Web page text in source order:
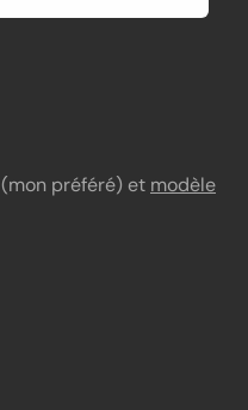
(mon préféré) et modèle